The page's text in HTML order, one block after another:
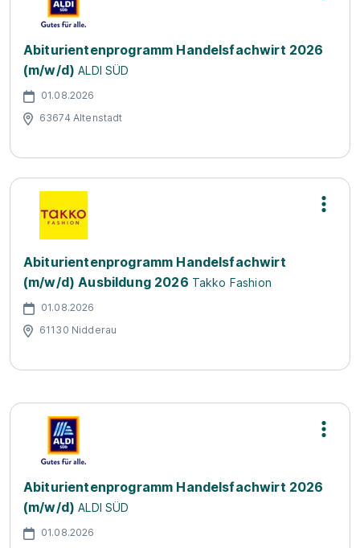
Abiturientenprogramm Handelsfachwirt 2026
(m/w/d) ALDI SÜD
01.08.2026
63674 Altenstadt
Abiturientenprogramm Handelsfachwirt
(m/w/d) Ausbildung 2026 Takko Fashion
01.08.2026
61130 Nidderau
Abiturientenprogramm Handelsfachwirt 2026
(m/w/d) ALDI SÜD
01.08.2026